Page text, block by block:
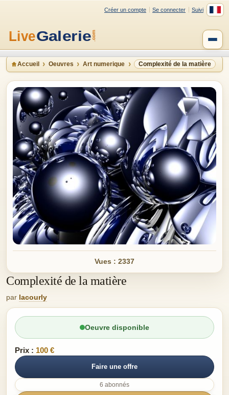
Créer un compte Se connecter Suivi
Accueil Oeuvres Art numerique Complexité de la matière
Vues : 2337
Complexité de la matière
par lacourly
Oeuvre disponible
Prix : 100 €
Faire une offre
6 abonnés